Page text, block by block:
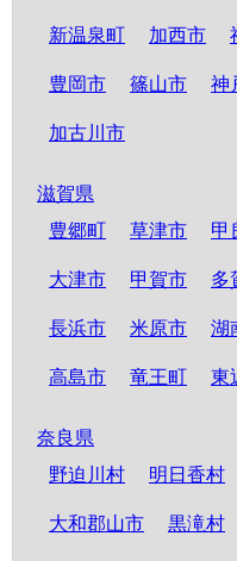
新温泉町 加西市
豊岡市 篠山市 神
加古川市
滋賀県
豊郷町
草津市 甲
大津市 甲賀市 多
長浜市 米原市 湖
高島市 竜王町 東
奈良県
野迫川村
明日香村
大和郡山市 黒滝村